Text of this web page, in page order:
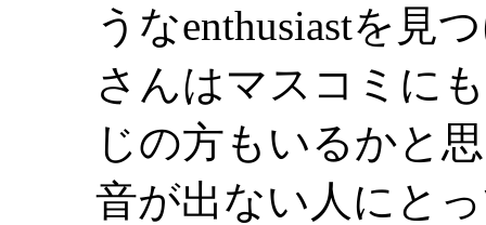
うなenthusiastを見
さんはマスコミに
じの方もいるかと
音が出ない人にと